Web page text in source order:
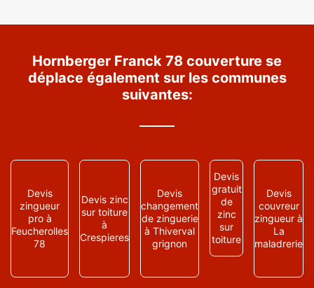
Hornberger Franck 78 couverture se
déplace également sur les communes
suivantes:
Devis
zingueur
pro à
Feucherolles
78
Devis zinc
sur toiture
à
Crespieres
Devis
changement
de zinguerie
à Thiverval
grignon
Devis
gratuit
de
zinc
sur
toiture
Devis
couvreur
zingueur à
La
maladrerie